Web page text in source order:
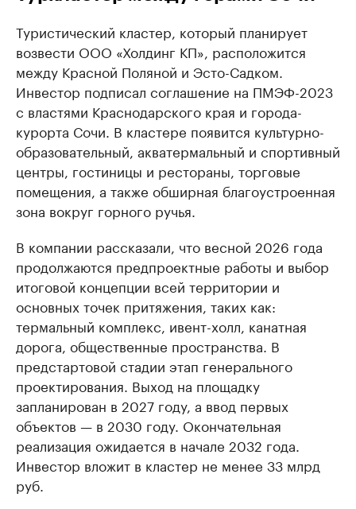
Туристический кластер, который планирует
возвести ООО «Холдинг КП», расположится
между Красной Поляной и Эсто-Садком.
Инвестор подписал соглашение на ПМЭФ-2023
с властями Краснодарского края и города-
курорта Сочи. В кластере появится культурно-
образовательный, акватермальный и спортивный
центры, гостиницы и рестораны, торговые
помещения, а также обширная благоустроенная
зона вокруг горного ручья.
В компании рассказали, что весной 2026 года
продолжаются предпроектные работы и выбор
итоговой концепции всей территории и
основных точек притяжения, таких как:
термальный комплекс, ивент-холл, канатная
дорога, общественные пространства. В
предстартовой стадии этап генерального
проектирования. Выход на площадку
запланирован в 2027 году, а ввод первых
объектов — в 2030 году. Окончательная
реализация ожидается в начале 2032 года.
Инвестор вложит в кластер не менее 33 млрд
руб.